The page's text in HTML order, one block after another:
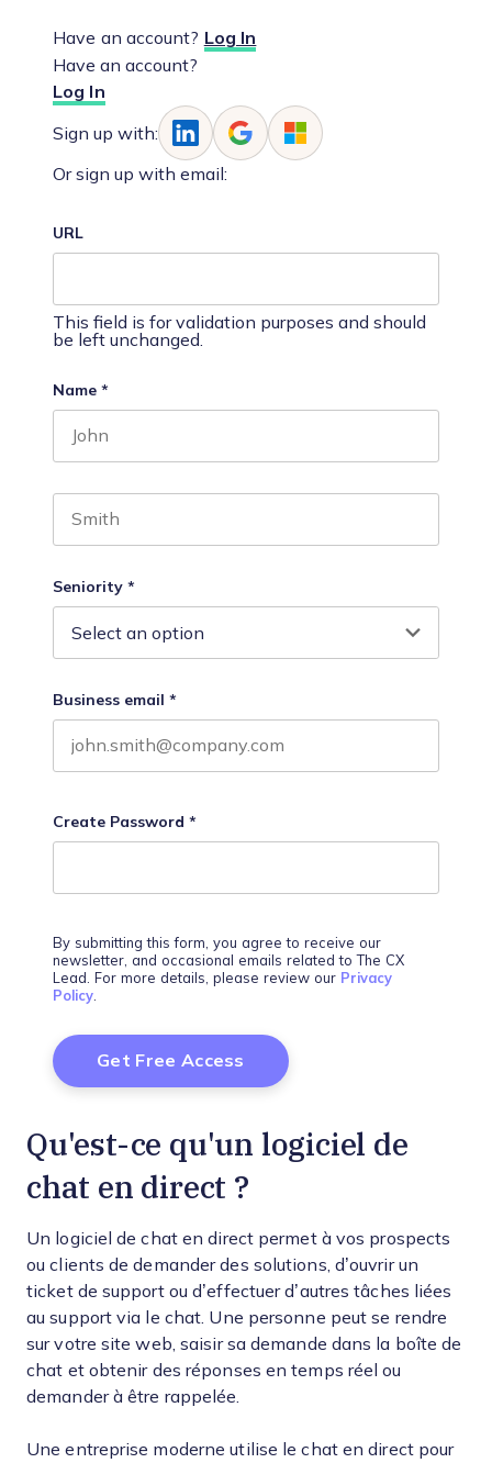
Have an account? Log In
Have an account?
Log In
Sign up with:
Or sign up with email:
URL
This field is for validation purposes and should
be left unchanged.
Name *
Seniority *
Business email *
Create Password *
By submitting this form, you agree to receive our
newsletter, and occasional emails related to The CX
Lead. For more details, please review our Privacy
Policy.
Qu'est-ce qu'un logiciel de
chat en direct ?
Un logiciel de chat en direct permet à vos prospects
ou clients de demander des solutions, d’ouvrir un
ticket de support ou d’effectuer d’autres tâches liées
au support via le chat. Une personne peut se rendre
sur votre site web, saisir sa demande dans la boîte de
chat et obtenir des réponses en temps réel ou
demander à être rappelée.
Une entreprise moderne utilise le chat en direct pour